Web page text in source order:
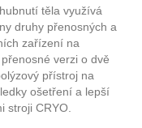
těla využívá
druhy přenosných a
zařízení na
verzi o dvě
přístroj na
ošetření a lepší
stroji CRYO.